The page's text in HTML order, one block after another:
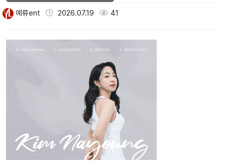
예류ent 2026.07.19 41